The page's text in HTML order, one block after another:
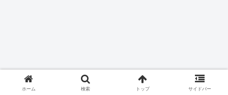
ホーム 検索 トップ サイドバー